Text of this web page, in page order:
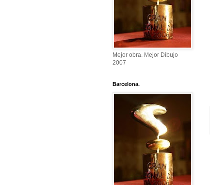
Mejor obra. Mejor Dibujo
2007
Barcelona.